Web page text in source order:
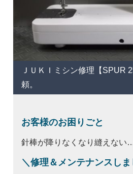
ＪＵＫＩミシン修理【SPUR
頼。
お客様のお困りごと
針棒が降りなくなり縫えない
＼修理＆メンテナンスしま